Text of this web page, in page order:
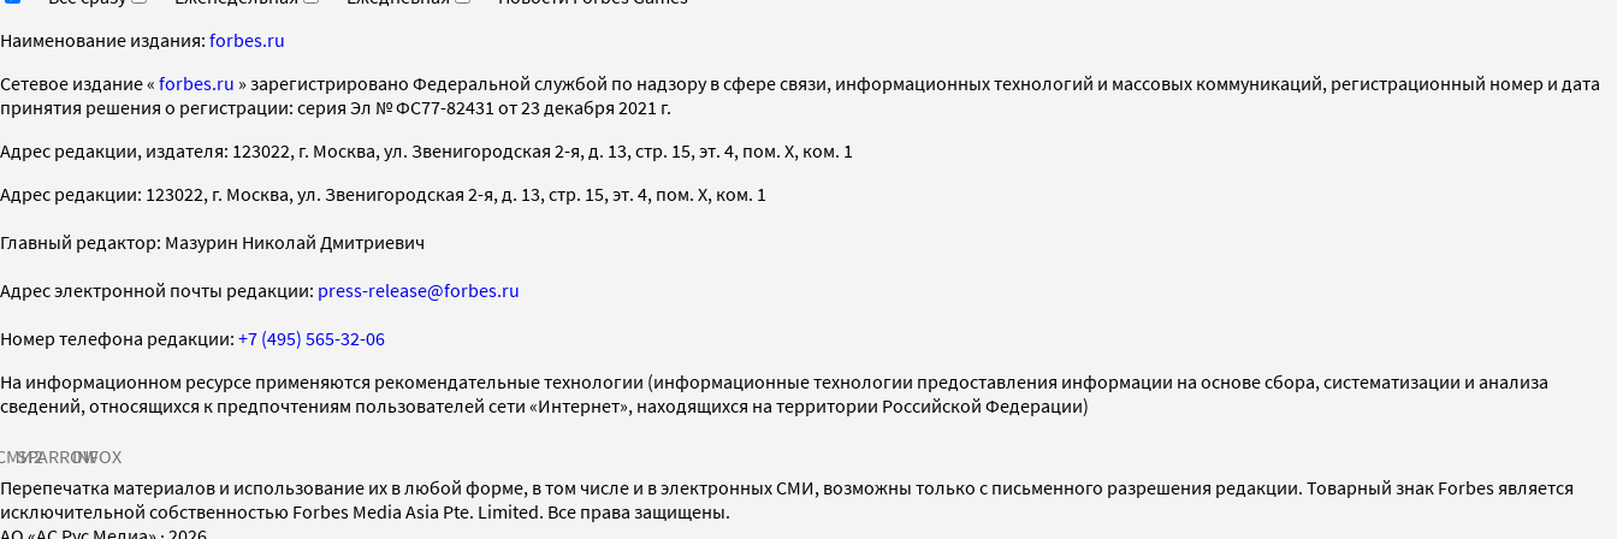
Наименование издания: forbes.ru
Cетевое издание « forbes.ru » зарегистрировано Федеральной службой по надзору в сфере связи, информационных технологий и массовых коммуникаций, регистрационный номер и дата
принятия решения о регистрации: серия Эл № ФС77-82431 от 23 декабря 2021 г.
Адрес редакции, издателя: 123022, г. Москва, ул. Звенигородская 2-я, д. 13, стр. 15, эт. 4, пом. X, ком. 1
Адрес редакции: 123022, г. Москва, ул. Звенигородская 2-я, д. 13, стр. 15, эт. 4, пом. X, ком. 1
Главный редактор: Мазурин Николай Дмитриевич
Адрес электронной почты редакции: press-release@forbes.ru
Номер телефона редакции: +7 (495) 565-32-06
На информационном ресурсе применяются рекомендательные технологии (информационные технологии предоставления информации на основе сбора, систематизации и анализа
сведений, относящихся к предпочтениям пользователей сети «Интернет», находящихся на территории Российской Федерации)
SPARROWINFOX
Перепечатка материалов и использование их в любой форме, в том числе и в электронных СМИ, возможны только с письменного разрешения редакции. Товарный знак Forbes является
исключительной собственностью Forbes Media Asia Pte. Limited. Все права защищены.